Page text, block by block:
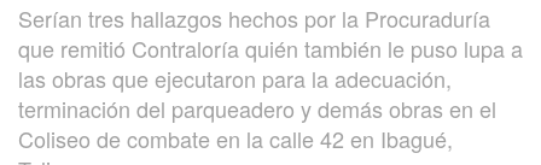
Serían tres hallazgos hechos por la Procuraduría
que remitió Contraloría quién también le puso lupa a
las obras que ejecutaron para la adecuación,
terminación del parqueadero y demás obras en el
Coliseo de combate en la calle 42 en Ibagué,